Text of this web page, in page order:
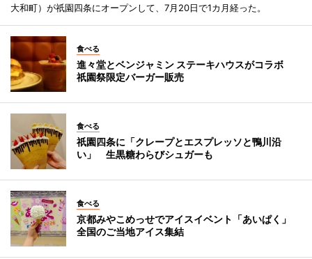
大和町）が祇園四条にオープンして、7月20日で1カ月経った。
食べる
進々堂とベンジャミン ステーキハウスがコラボ
祇園祭限定バーガー販売
食べる
祇園四条に「クレープとエスプレッソと鴨川沿
い」 生黒糖わらびシュガーも
食べる
京都みやこめっせでアイスイベント「あいぱく」
全国のご当地アイス集結